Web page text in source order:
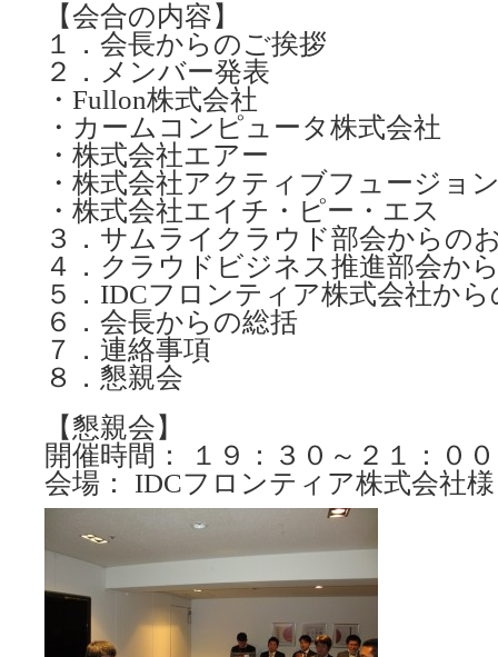
【会合の内容】
１．会長からのご挨拶
２．メンバー発表
・Fullon株式会社
・カームコンピュータ株式会社
・株式会社エアー
・株式会社アクティブフュージョ
・株式会社エイチ・ピー・エス
３．サムライクラウド部会からの
４．クラウドビジネス推進部会か
５．IDCフロンティア株式会社か
６．会長からの総括
７．連絡事項
８．懇親会
【懇親会】
開催時間： １９：３０～２１：００
会場： IDCフロンティア株式会社